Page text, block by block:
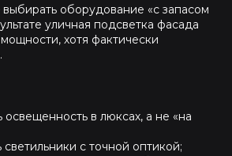
оборудование «с запасом
уличная подсветка фасада
хотя фактически
освещенность в люксах, а не «на
светильники с точной оптикой;